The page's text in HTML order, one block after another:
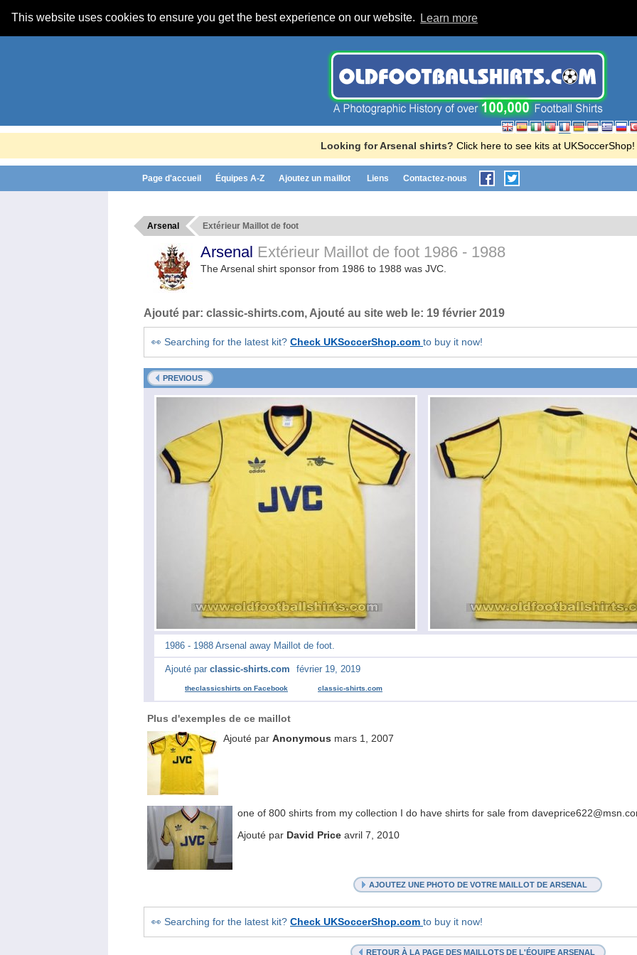
This website uses cookies to ensure you get the best experience on our website. Learn more
Looking for Arsenal shirts? Click here to see kits at UKSoccerShop!
Page d'accueil Équipes A-Z Ajoutez un maillot Liens Contactez-nous
Arsenal Extérieur Maillot de foot
Arsenal Extérieur Maillot de foot 1986 - 1988
The Arsenal shirt sponsor from 1986 to 1988 was JVC.
Ajouté par: classic-shirts.com, Ajouté au site web le: 19 février 2019
👀 Searching for the latest kit? Check UKSoccerShop.com to buy it now!
PREVIOUS
1986 - 1988 Arsenal away Maillot de foot.
Ajouté par classic-shirts.com février 19, 2019
theclassicshirts on Facebook classic-shirts.com
Plus d'exemples de ce maillot
Ajouté par Anonymous mars 1, 2007
one of 800 shirts from my collection I do have shirts for sale from
Ajouté par David Price avril 7, 2010
AJOUTEZ UNE PHOTO DE VOTRE MAILLOT DE ARSENAL
👀 Searching for the latest kit? Check UKSoccerShop.com to buy it now!
RETOUR À LA PAGE DES MAILLOTS DE L'ÉQUIPE ARSENAL